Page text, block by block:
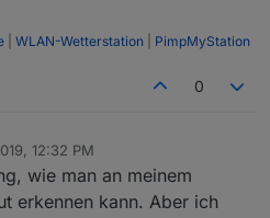
WLAN-Wetterstation PimpMyStation
0
12:32 PM
wie man an meinem
erkennen kann. Aber ich